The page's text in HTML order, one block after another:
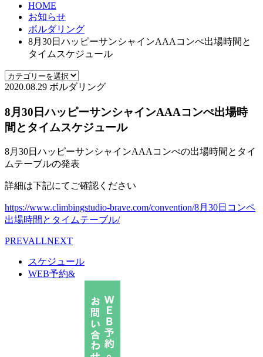
HOME
お知らせ
ボルダリング
8月30日ハッピーサンシャインAAAコンぺ出場時間と
タイムスケジュール
2020.08.29 ボルダリング
8月30日ハッピーサンシャインAAAコンぺ出場時
間とタイムスケジュール
8月30日ハッピーサンシャインAAAコンぺの出場時間とタイ
ムテーブルの発表
詳細は下記にてご確認ください
https://www.climbingstudio-brave.com/convention/8月30日コンペ
出場時間とタイムテーブル/
PREVALLNEXT
スケジュール
WEB予約&